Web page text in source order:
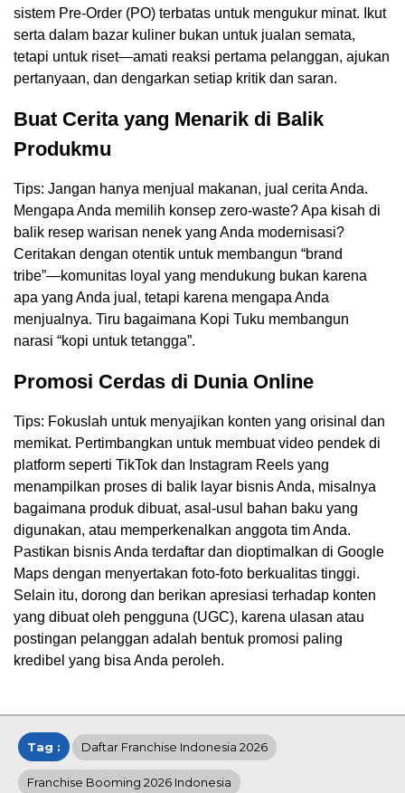
sistem Pre-Order (PO) terbatas untuk mengukur minat. Ikut
serta dalam bazar kuliner bukan untuk jualan semata,
tetapi untuk riset—amati reaksi pertama pelanggan, ajukan
pertanyaan, dan dengarkan setiap kritik dan saran.
Buat Cerita yang Menarik di Balik
Produkmu
Tips: Jangan hanya menjual makanan, jual cerita Anda.
Mengapa Anda memilih konsep zero-waste? Apa kisah di
balik resep warisan nenek yang Anda modernisasi?
Ceritakan dengan otentik untuk membangun “brand
tribe”—komunitas loyal yang mendukung bukan karena
apa yang Anda jual, tetapi karena mengapa Anda
menjualnya. Tiru bagaimana Kopi Tuku membangun
narasi “kopi untuk tetangga”.
Promosi Cerdas di Dunia Online
Tips: Fokuslah untuk menyajikan konten yang orisinal dan
memikat. Pertimbangkan untuk membuat video pendek di
platform seperti TikTok dan Instagram Reels yang
menampilkan proses di balik layar bisnis Anda, misalnya
bagaimana produk dibuat, asal-usul bahan baku yang
digunakan, atau memperkenalkan anggota tim Anda.
Pastikan bisnis Anda terdaftar dan dioptimalkan di Google
Maps dengan menyertakan foto-foto berkualitas tinggi.
Selain itu, dorong dan berikan apresiasi terhadap konten
yang dibuat oleh pengguna (UGC), karena ulasan atau
postingan pelanggan adalah bentuk promosi paling
kredibel yang bisa Anda peroleh.
Tag : Daftar Franchise Indonesia 2026
Franchise Booming 2026 Indonesia